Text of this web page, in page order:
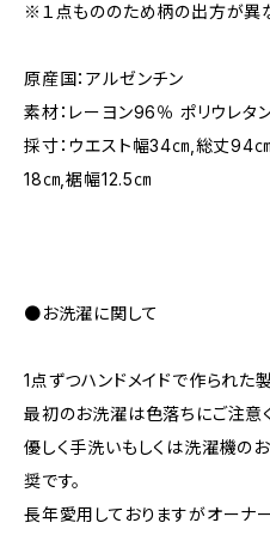
※１点もののため柄の出方が異な
原産国：アルゼンチン
素材：レーヨン96％ ポリウレタ
採寸：ウエスト幅34㎝,総丈94
18㎝,裾幅12.5㎝
●お洗濯に関して
1点ずつハンドメイドで作られた製
最初のお洗濯は色落ちにご注意
優しく手洗いもしくは洗濯機の
奨です。
長年愛用しておりますがオーナ